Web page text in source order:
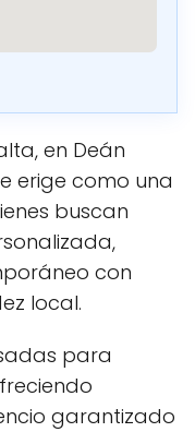
en Deán
erige como una
buscan
con
local.
para
garantizado